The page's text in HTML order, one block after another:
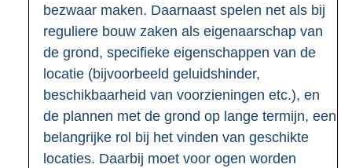
bezwaar maken. Daarnaast spelen net als bij
reguliere bouw zaken als eigenaarschap van
de grond, specifieke eigenschappen van de
locatie (bijvoorbeeld geluidshinder,
beschikbaarheid van voorzieningen etc.), en
de plannen met de grond op lange termijn, een
belangrijke rol bij het vinden van geschikte
locaties. Daarbij moet voor ogen worden